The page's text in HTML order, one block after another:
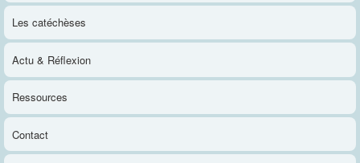
Les catéchèses
Actu & Réflexion
Ressources
Contact